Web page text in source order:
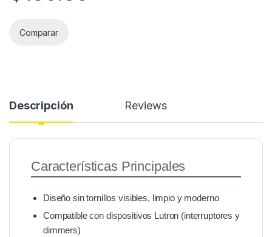
Comparar
Descripción Reviews
Características Principales
Diseño sin tornillos visibles, limpio y moderno
Compatible con dispositivos Lutron (interruptores y
dimmers)